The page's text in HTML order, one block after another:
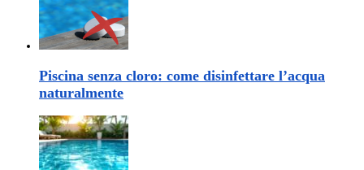
Piscina senza cloro: come disinfettare l’acqua
naturalmente